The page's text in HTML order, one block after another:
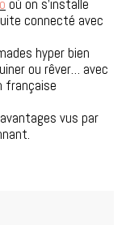
où on s’installe
connecté avec
hyper bien
ou rêver… avec
française
vus par